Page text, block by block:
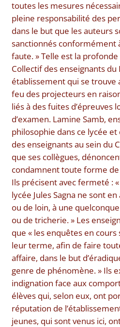
toutes les mesures
pleine responsabilité des
dans le but que les auteurs
sanctionnés conformément
faute. » Telle est la
Collectif des enseignants du
établissement qui se trouve
feu des projecteurs en
liés à des fuites d’épreuves
d’examen. Lamine Samb,
philosophie dans ce lycée
des enseignants au sein du
que ses collègues,
condamnent toute forme
Ils précisent avec fermeté :
lycée Jules Sagna ne sont
ou de loin, à une
ou de tricherie. » Les
que « les enquêtes en cours
leur terme, afin de faire
affaire, dans le but
genre de phénomène. » Ils
indignation face aux
élèves qui, selon eux, ont
réputation de
jeunes, qui sont venus ici,